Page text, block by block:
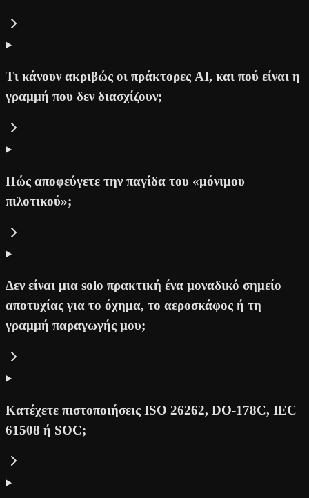
Τι κάνουν ακριβώς οι πράκτορες AI, και πού είναι η
γραμμή που δεν διασχίζουν;
Πώς αποφεύγετε την παγίδα του «μόνιμου
πιλοτικού»;
Δεν είναι μια solo πρακτική ένα μοναδικό σημείο
αποτυχίας για το όχημα, το αεροσκάφος ή τη
γραμμή παραγωγής μου;
Κατέχετε πιστοποιήσεις ISO 26262, DO-178C, IEC
61508 ή SOC;